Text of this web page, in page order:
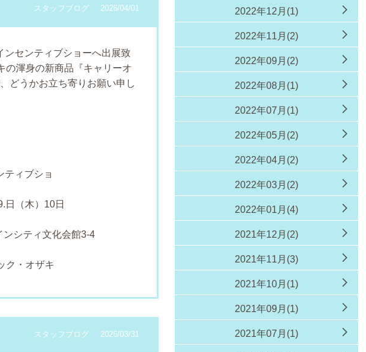
2026/04/01
スタッフブログ
ンセンティブショーへ出展致
の渾身の新商品『キャリーオ
どうかお立ち寄りお願い申し
。
ィブショ
日（木）10日
金）
シティ文化会館3-4
ック・オザキ
2026/03/31
スタッフブログ
2022年12月(1)
2022年11月(2)
2022年09月(2)
2022年08月(1)
2022年07月(1)
2022年05月(2)
2022年04月(2)
2022年03月(2)
2022年01月(4)
2021年12月(2)
2021年11月(3)
2021年10月(1)
2021年09月(1)
2021年07月(1)